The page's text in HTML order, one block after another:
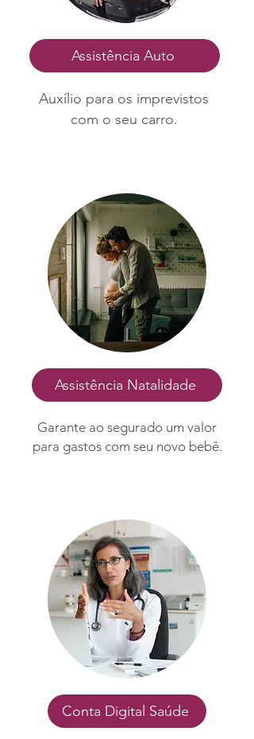
Assistência Auto
Auxílio para os imprevistos
com o seu carro.
Assistência Natalidade
Garante ao segurado um valor
para gastos com seu novo bebê.
Conta Digital Saúde